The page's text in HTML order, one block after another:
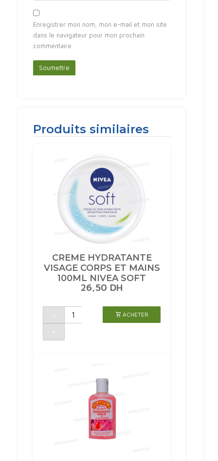
Enregistrer mon nom, mon e-mail et mon site
dans le navigateur pour mon prochain
commentaire.
Produits similaires
CREME HYDRATANTE
VISAGE CORPS ET MAINS
100ML NIVEA SOFT
26,50 DH
-
quantité
CREME
CORPS
+
ACHETER